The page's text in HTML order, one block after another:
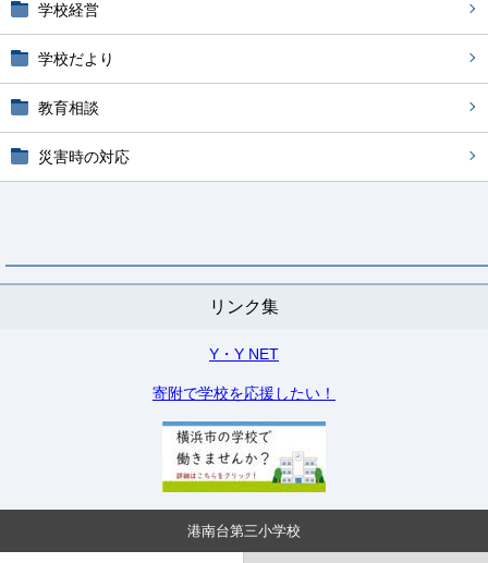
学校経営
学校だより
教育相談
災害時の対応
リンク集
Y・Y NET
寄附で学校を応援したい！
港南台第三小学校